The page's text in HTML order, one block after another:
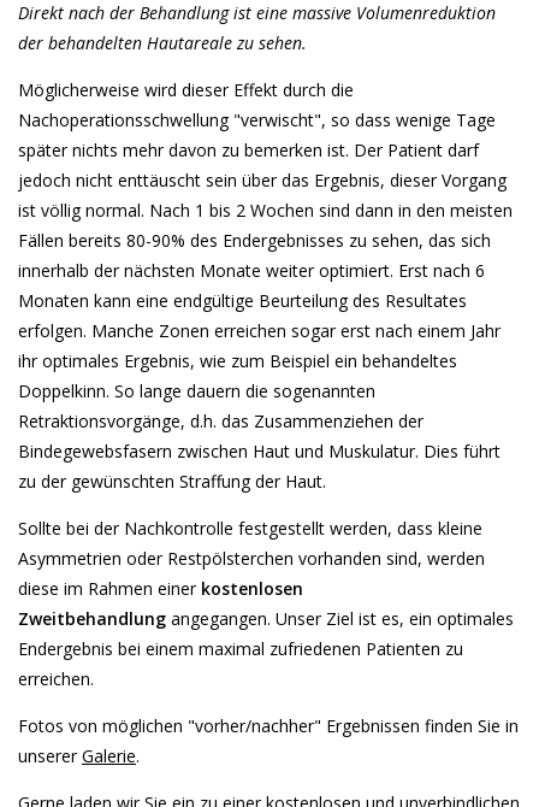
Direkt nach der Behandlung ist eine massive Volumenreduktion
der behandelten Hautareale zu sehen.
Möglicherweise wird dieser Effekt durch die
Nachoperationsschwellung "verwischt", so dass wenige Tage
später nichts mehr davon zu bemerken ist. Der Patient darf
jedoch nicht enttäuscht sein über das Ergebnis, dieser Vorgang
ist völlig normal. Nach 1 bis 2 Wochen sind dann in den meisten
Fällen bereits 80-90% des Endergebnisses zu sehen, das sich
innerhalb der nächsten Monate weiter optimiert. Erst nach 6
Monaten kann eine endgültige Beurteilung des Resultates
erfolgen. Manche Zonen erreichen sogar erst nach einem Jahr
ihr optimales Ergebnis, wie zum Beispiel ein behandeltes
Doppelkinn. So lange dauern die sogenannten
Retraktionsvorgänge, d.h. das Zusammenziehen der
Bindegewebsfasern zwischen Haut und Muskulatur. Dies führt
zu der gewünschten Straffung der Haut.
Sollte bei der Nachkontrolle festgestellt werden, dass kleine
Asymmetrien oder Restpölsterchen vorhanden sind, werden
diese im Rahmen einer kostenlosen
Zweitbehandlung angegangen. Unser Ziel ist es, ein optimales
Endergebnis bei einem maximal zufriedenen Patienten zu
erreichen.
Fotos von möglichen "vorher/nachher" Ergebnissen finden Sie in
unsererGalerie.